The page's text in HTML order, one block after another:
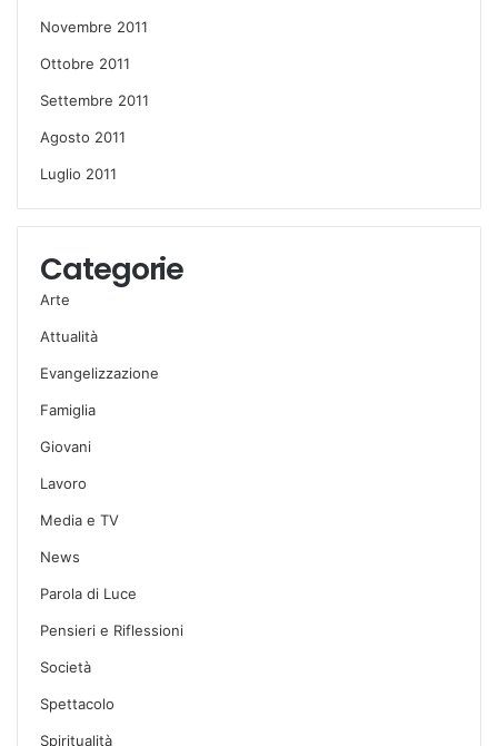
Novembre 2011
Ottobre 2011
Settembre 2011
Agosto 2011
Luglio 2011
Categorie
Arte
Attualità
Evangelizzazione
Famiglia
Giovani
Lavoro
Media e TV
News
Parola di Luce
Pensieri e Riflessioni
Società
Spettacolo
Spiritualità